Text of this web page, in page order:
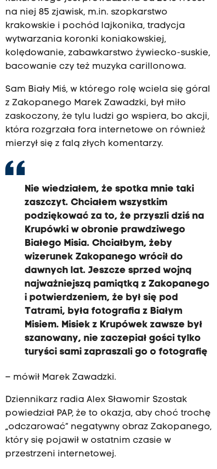
na niej 85 zjawisk, m.in. szopkarstwo
krakowskie i pochód lajkonika, tradycja
wytwarzania koronki koniakowskiej,
kolędowanie, zabawkarstwo żywiecko-suskie,
bacowanie czy też muzyka carillonowa.
Sam Biały Miś, w którego rolę wciela się góral
z Zakopanego Marek Zawadzki, był miło
zaskoczony, że tylu ludzi go wspiera, bo akcji,
która rozgrzała fora internetowe on również
mierzył się z falą złych komentarzy.
Nie wiedziałem, że spotka mnie taki
zaszczyt. Chciałem wszystkim
podziękować za to, że przyszli dziś na
Krupówki w obronie prawdziwego
Białego Misia. Chciałbym, żeby
wizerunek Zakopanego wrócił do
dawnych lat. Jeszcze sprzed wojną
najważniejszą pamiątką z Zakopanego
i potwierdzeniem, że był się pod
Tatrami, była fotografia z Białym
Misiem. Misiek z Krupówek zawsze był
szanowany, nie zaczepiał gości tylko
turyści sami zapraszali go o fotografię
– mówił Marek Zawadzki.
Dziennikarz radia Alex Sławomir Szostak
powiedział PAP, że to okazja, aby choć trochę
„odczarować” negatywny obraz Zakopanego,
który się pojawił w ostatnim czasie w
przestrzeni internetowej.